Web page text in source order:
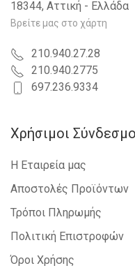
18344, Αττική - Ελλάδα
Βρείτε μας στο χάρτη
210.940.27.28
210.940.2775
697.236.9334
Χρήσιμοι
Η Εταιρεία μας
Αποστολές Προϊόντων
Τρόποι Πληρωμής
Πολιτική Επιστροφών
Όροι Χρήσης